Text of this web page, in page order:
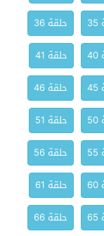
حلقة 36
حلقة 41
حلقة 46
حلقة 51
حلقة 56
حلقة 61
حلقة 66